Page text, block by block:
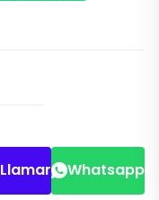
Llamar Whatsapp